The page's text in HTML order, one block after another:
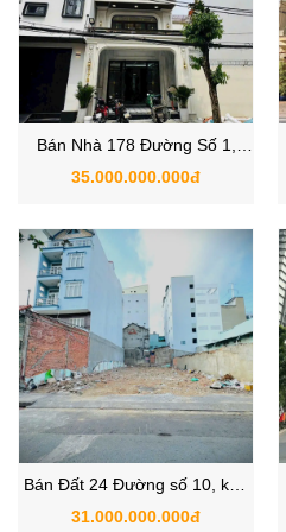
Bán Nhà 178 Đường Số 1,
Phường Tân Mỹ, Quận 7
35.000.000.000đ
Bán Đất 24 Đường số 10, khu
Lý Phục Man, Phường Bình
31.000.000.000đ